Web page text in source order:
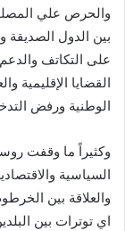
والحرص علي
بين الدول الصديقة
على التكاتف
القضايا الإقليمية
الوطنية ورفض
وكثيراً ما وقفت
السياسية
والعلاقة بين
اي توترات بين